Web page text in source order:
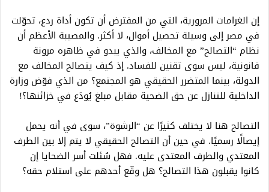
إن الغرامات المرورية، التي من المفترض أن تكون أداة ردع، تحوّلت
في مصر إلى وسيلة تحصيل أموال، لا أكثر. والمصيبة الأعظم أن
نظام “التصالح” مع المخالف، والذي يبدو في ظاهره مرونة
قانونية، ليس سوى تقنين للفساد. إذ كيف يتصالح المخالف مع
الدولة، بينما المتضرر الحقيقي هو المجتمع؟ من الذي فوّض وزارة
الداخلية للتنازل عن حق الضحية مقابل مبلغ يُودَع في خزائنها؟!
التصالح هنا لا يختلف كثيرًا عن “الرشوة”، سوى في أنه يحمل
إيصالًا رسميًا. في حين أن التصالح الحقيقي لا يتم إلا بين الطرف
المعتدي والطرف المعتدى عليه. فهل سُئلت أسر الضحايا إن
كانوا يقبلون هذا التصالح؟ هل وقّع أحدهم على استلام حقه؟